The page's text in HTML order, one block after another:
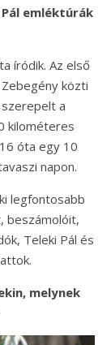
íródik. Az első
közti
a
kilométeres
óta egy 10
napon.
legfontosabb
beszámolóit,
Teleki Pál és
melynek